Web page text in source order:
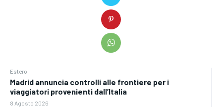
Estero
Madrid annuncia controlli alle frontiere per i
viaggiatori provenienti dall’Italia
8 Agosto 2026